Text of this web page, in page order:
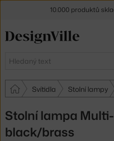
Hledat
Svítidla Stolní lampy
Stolní lampa
black/brass
10.000 produktů
Sleva 5 % pro